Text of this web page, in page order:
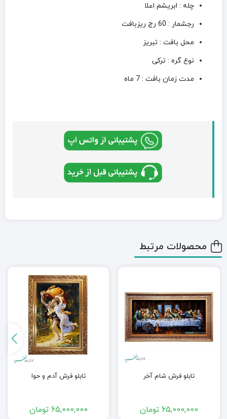
چله : ابریشم اعلا
رجشمار : 60 رج ریزبافت
محل بافت : تبریز
نوع گره : ترکی
مدت زمان بافت : 7 ماه
محصولات مرتبط
تابلو فرش شام آخر
65,000,000 تومان
تابلو فرش آدم و حوا
65,000,000 تومان